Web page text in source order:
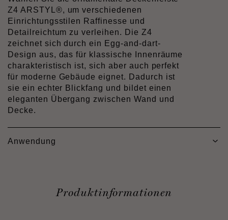
Z4 ARSTYL®, um verschiedenen
Einrichtungsstilen Raffinesse und
Detailreichtum zu verleihen. Die Z4
zeichnet sich durch ein Egg-and-dart-
Design aus, das für klassische Innenräume
charakteristisch ist, sich aber auch perfekt
für moderne Gebäude eignet. Dadurch ist
sie ein echter Blickfang und bildet einen
eleganten Übergang zwischen Wand und
Decke.
Anwendung
Produktinformationen